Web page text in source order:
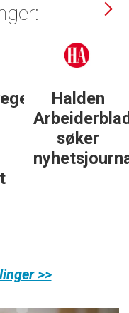
Halden
søker
>>